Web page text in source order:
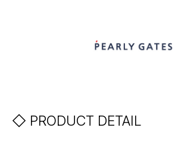
◇ PRODUCT DETAIL